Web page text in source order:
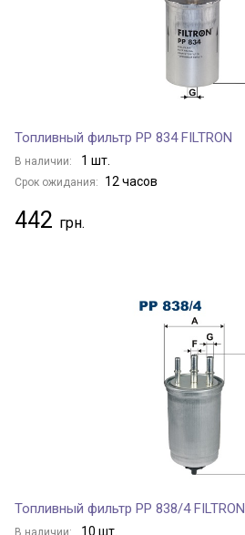
Топливный фильтр PP 834 FILTRON
В наличии: 1 шт.
Срок ожидания: 12 часов
442
Топливный фильтр PP 838/4 FILTRON
В наличии: 10 шт.